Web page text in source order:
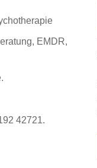
EMDR,
42721.